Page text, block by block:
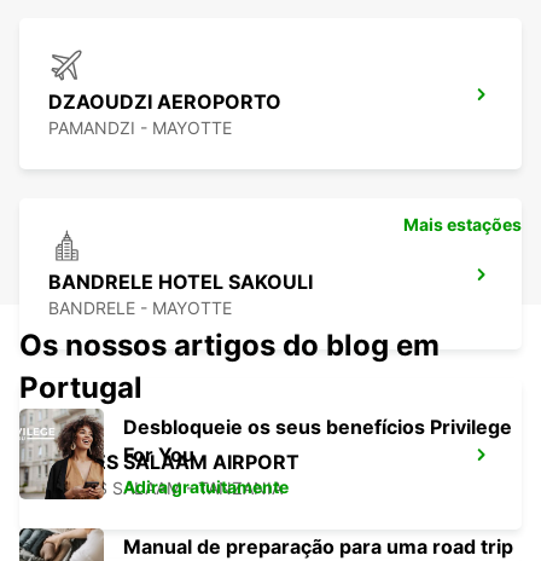
DZAOUDZI AEROPORTO
PAMANDZI - MAYOTTE
BANDRELE HOTEL SAKOULI
BANDRELE - MAYOTTE
DAR ES SALAAM AIRPORT
DAR ES SALAAM - TANZANIA
Mais estações
Os nossos artigos do blog em
Portugal
Desbloqueie os seus benefícios Privilege
For You
Adira gratuitamente
Manual de preparação para uma road trip